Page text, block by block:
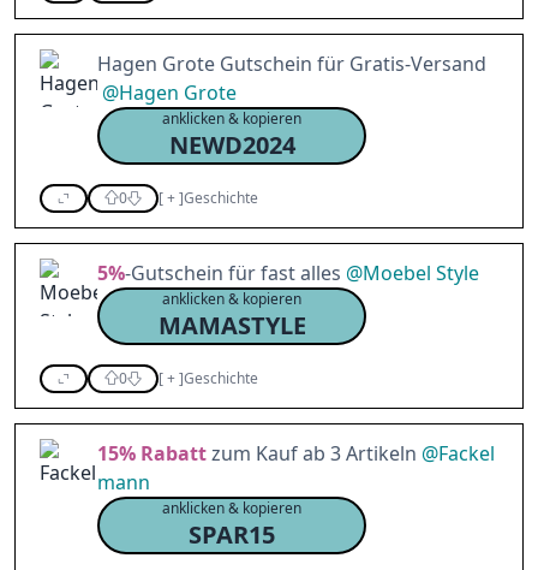
Hagen Grote Gutschein für Gratis-Versand
@Hagen Grote
anklicken & kopieren
NEWD2024
0 [+]Geschichte
5%-Gutschein für fast alles @Moebel Style
anklicken & kopieren
MAMASTYLE
0 [+]Geschichte
15% Rabattzum Kauf ab 3 Artikeln @Fackel
mann
anklicken & kopieren
SPAR15